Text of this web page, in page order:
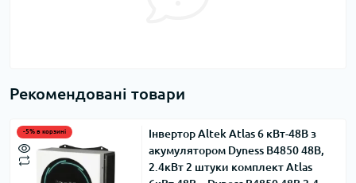
Рекомендовані товари
-5% в корзині
Інвертор Altek Atlas 6 кВт-48В з
акумулятором Dyness B4850 48В,
2.4кВт 2 штуки комплект Atlas